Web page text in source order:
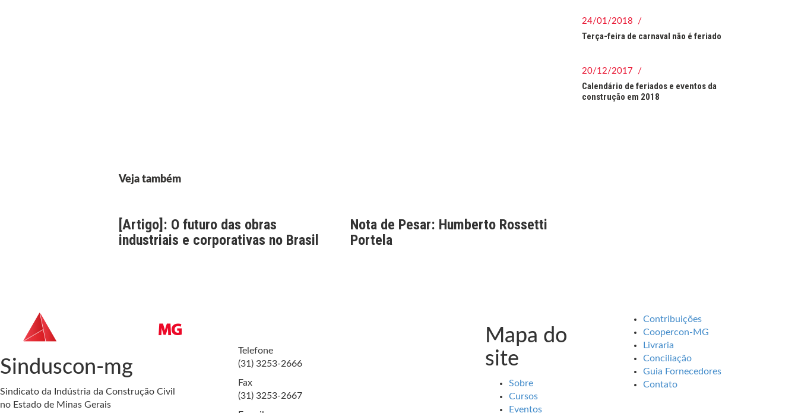
24/01/2018 /
Terça-feira de carnaval não é feriado
20/12/2017 /
Calendário de feriados e eventos da
construção em 2018
Veja também
[Artigo]: O futuro das obras
industriais e corporativas no Brasil
Nota de Pesar: Humberto Rossetti
Portela
Sinduscon-mg
Sindicato da Indústria da Construção Civil
no Estado de Minas Gerais
Telefone
(31) 3253-2666
Fax
(31) 3253-2667
Mapa do
site
Sobre
Cursos
Eventos
Contribuições
Coopercon-MG
Livraria
Conciliação
Guia Fornecedores
Contato